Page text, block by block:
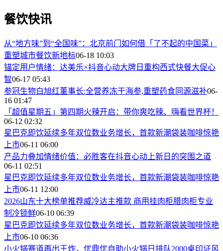
餐饮快讯
从“地方味”到“全国味”：北京前门如何借「了不起的中国菜」
重塑城市餐饮新地标06-18 10:03
锚定用户情绪：达美乐×抖音心动大牌日重构西式快餐大促心
智06-17 05:43
参冠生物白旭红董事长:全营养冻干海参,重塑药食同源滋补06-
16 01:47
「超值星期五」第四期火辣开启：带你爽吃辣、嗨看世界杯！
06-12 02:32
星巴克即饮延续多年双位数业务增长，首款新潮袋装咖啡惊艳
上市06-11 06:00
产品力叠加情绪价值：必胜客在抖音心动上新日的突围之道
06-11 02:51
星巴克即饮延续多年双位数业务增长，首款新潮袋装咖啡惊艳
上市06-11 12:00
2026山东十大榜单推荐威冷达主推款 商用挂肉柜腊肉柜专业
制冷锁鲜06-10 06:39
星巴克即饮延续多年双位数业务增长，首款新潮袋装咖啡惊艳
上市06-10 06:36
小火锅赛道再出王炸，优鼎优自助小火锅日排队2000桌印证风